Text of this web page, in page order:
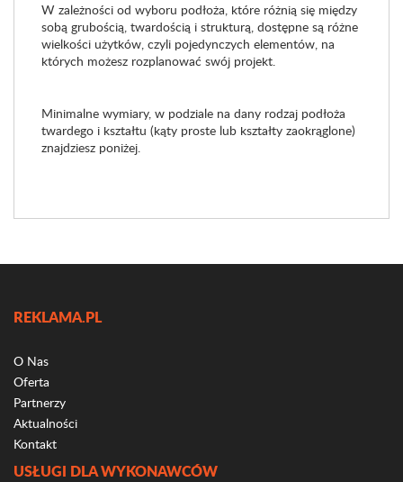
W zależności od wyboru podłoża, które różnią się między
sobą grubością, twardością i strukturą, dostępne są różne
wielkości użytków, czyli pojedynczych elementów, na
których możesz rozplanować swój projekt.
Minimalne wymiary, w podziale na dany rodzaj podłoża
twardego i kształtu (kąty proste lub kształty zaokrąglone)
znajdziesz poniżej.
REKLAMA.PL
O Nas
Oferta
Partnerzy
Aktualności
Kontakt
USŁUGI DLA WYKONAWCÓW